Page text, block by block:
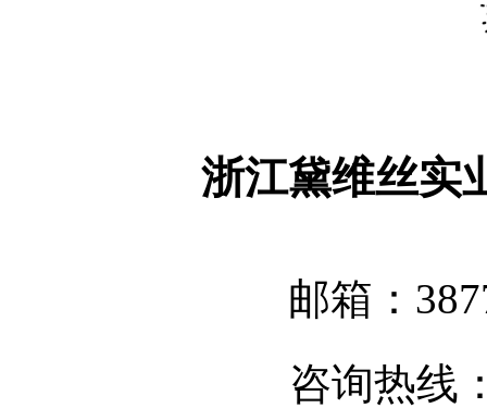
浙江黛维丝实
邮箱：
咨询热线